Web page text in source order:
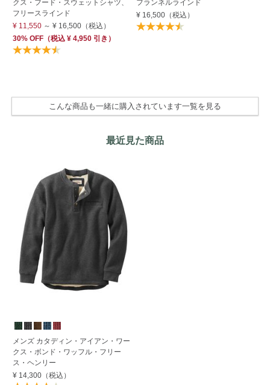
クス・フード・スウェットシャツ、
フリースラインド
¥ 11,550～ ¥ 16,500（税込）
30% OFF（税込 ¥ 4,950引き）
フランネルラインド
¥ 16,500 （税込）
こんな商品も一緒に購入されています一覧を見る
最近見た商品
メンズ カタディン・アイアン・ワー
クス・ボンド・ワッフル・フリー
ス・ヘンリー
¥ 14,300（税込）